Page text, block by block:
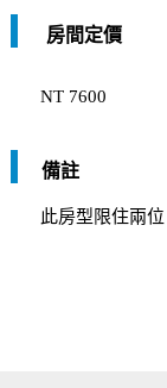
房間定價
NT 7600
備註
此房型限住兩